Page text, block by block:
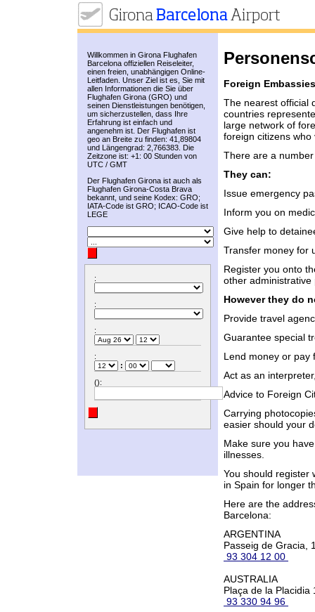
Willkommen in Girona Flughafen
Barcelona offiziellen Reiseleiter,
einen freien, unabhängigen Online-
Leitfaden. Unser Ziel ist es, Sie mit
allen Informationen die Sie über
Flughafen Girona (GRO) und
seinen Dienstleistungen benötigen,
um sicherzustellen, dass Ihre
Erfahrung ist einfach und
angenehm ist. Der Flughafen ist
geo an Breite zu finden: 41,89804
und Längengrad: 2,766383. Die
Zeitzone ist: +1: 00 Stunden von
UTC / GMT
Der Flughafen Girona ist auch als
Flughafen Girona-Costa Brava
bekannt, und seine Kodex: GRO;
IATA-Code ist GRO; ICAO-Code ist
LEGE
:
:
:
:
:
():
Foreign
The nearest official
countries
large network of
foreign citizens
There are a
They can:
Issue emergency
Inform you on
Give help to
Transfer money for
Register you onto
other administrative
However they do
Provide travel
Guarantee special
Lend money or pay
Act as an
Advice to Foreign
Carrying
easier should your
Make sure you
illnesses.
You should register
in Spain for longer
Here are the
Barcelona:
ARGENTINA
Passeig de Gracia,
93 304 12 00
AUSTRALIA
Plaça de la Placidia
93 330 94 96